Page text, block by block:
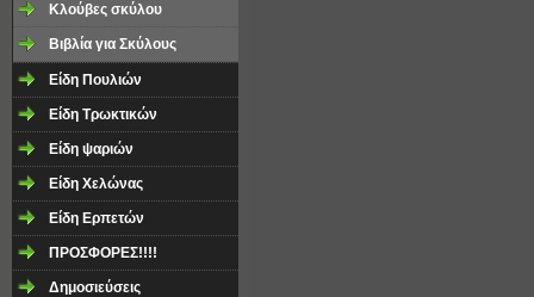
Κλούβες σκύλου
Βιβλία για Σκύλους
Είδη Πουλιών
Είδη Τρωκτικών
Είδη ψαριών
Είδη Χελώνας
Είδη Ερπετών
ΠΡΟΣΦΟΡΕΣ!!!!
Δημοσιεύσεις